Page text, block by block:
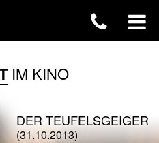
IM KINO
DER TEUFELSGEIGER
(31.10.2013)